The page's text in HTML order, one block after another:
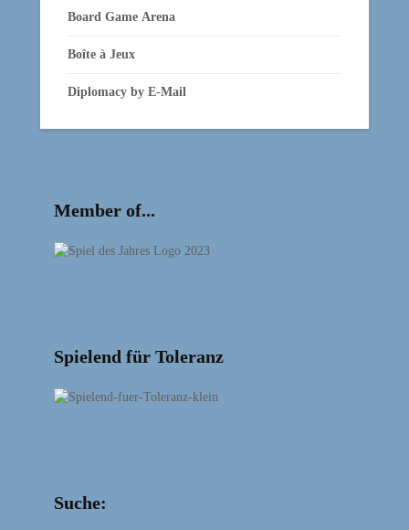
Board Game Arena
Boîte à Jeux
Diplomacy by E‑Mail
Member of...
Spielend für Toleranz
Suche: